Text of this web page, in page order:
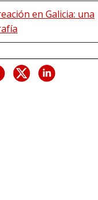
en Galicia: una